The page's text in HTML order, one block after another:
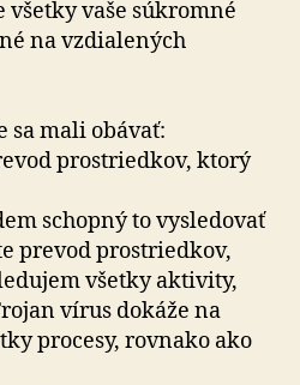
všetky vaše súkromné
na vzdialených
sa mali obávať:
prostriedkov, ktorý
schopný to vysledovať
prevod prostriedkov,
všetky aktivity,
vírus dokáže na
procesy, rovnako ako